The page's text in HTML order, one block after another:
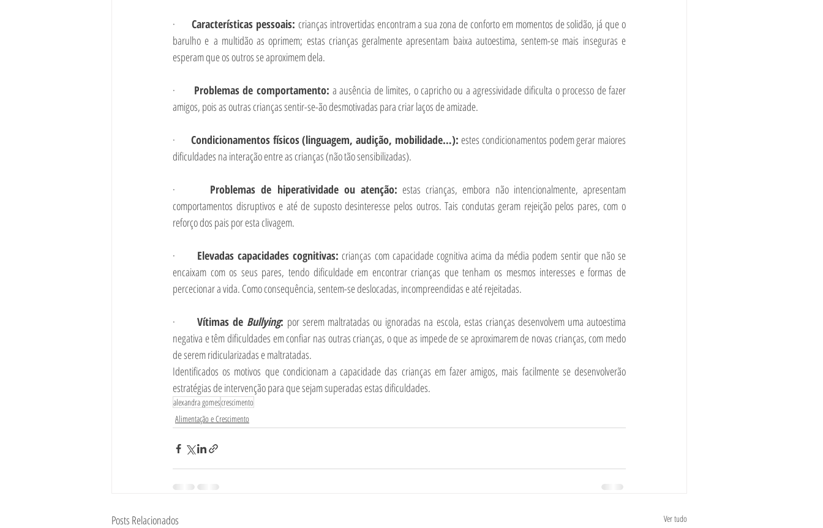
· Características pessoais: crianças introvertidas encontram a sua zona de conforto em momentos de solidão, já que o
barulho e a multidão as oprimem; estas crianças geralmente apresentam baixa autoestima, sentem-se mais inseguras e
esperam que os outros se aproximem dela.
· Problemas de comportamento: a ausência de limites, o capricho ou a agressividade dificulta o processo de fazer
amigos, pois as outras crianças sentir-se-ão desmotivadas para criar laços de amizade.
· Condicionamentos físicos (linguagem, audição, mobilidade…): estes condicionamentos podem gerar maiores
dificuldades na interação entre as crianças (não tão sensibilizadas).
· Problemas de hiperatividade ou atenção: estas crianças, embora não intencionalmente, apresentam
comportamentos disruptivos e até de suposto desinteresse pelos outros. Tais condutas geram rejeição pelos pares, com o
reforço dos pais por esta clivagem.
· Elevadas capacidades cognitivas: crianças com capacidade cognitiva acima da média podem sentir que não se
encaixam com os seus pares, tendo dificuldade em encontrar crianças que tenham os mesmos interesses e formas de
percecionar a vida. Como consequência, sentem-se deslocadas, incompreendidas e até rejeitadas.
· Vítimas de Bullying: por serem maltratadas ou ignoradas na escola, estas crianças desenvolvem uma autoestima
negativa e têm dificuldades em confiar nas outras crianças, o que as impede de se aproximarem de novas crianças, com medo
de serem ridicularizadas e maltratadas.
Identificados os motivos que condicionam a capacidade das crianças em fazer amigos, mais facilmente se desenvolverão
estratégias de intervenção para que sejam superadas estas dificuldades.
alexandra gomescrescimento
Alimentação e Crescimento
Posts Relacionados Ver tudo